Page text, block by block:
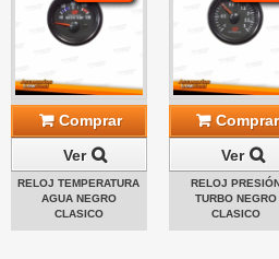
Comprar
Ver
RELOJ TEMPERATURA
AGUA NEGRO
CLASICO
Comprar
Ver
RELOJ
TURBO NEGRO
CLASICO